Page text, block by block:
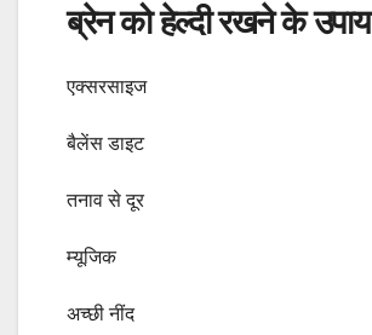
ब्रेन को हेल्दी रखने के उपाय
एक्सरसाइज
बैलेंस डाइट
तनाव से दूर
म्यूजिक
अच्छी नींद